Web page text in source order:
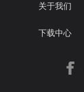
关于我们
下载中心